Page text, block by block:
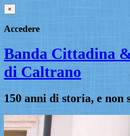
×
Accedere
Banda Cittadina
di Caltrano
150 anni di storia, e